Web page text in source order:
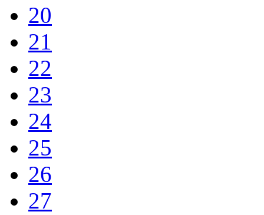
20
21
22
23
24
25
26
27